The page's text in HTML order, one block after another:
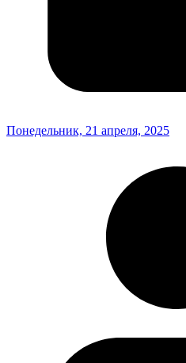
Понедельник, 21 апреля, 2025